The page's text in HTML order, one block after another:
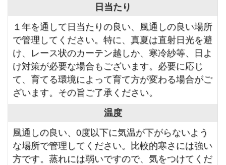
日当たり
１年を通して日当たりの良い、風通しの良い場所
で管理してください。特に、真夏は直射日光を避
け、レース状のカーテン越しか、寒冷紗等、日よ
け対策が必要な場合もございます。必要に応じ
て、育てる環境によって育て方が変わる場合がご
ざいます。その旨ご了承ください。
温度
風通しの良い、0度以下に気温が下がらないよう
な場所で管理してください。比較的寒さには強い
方です。蒸れには弱いですので、気をつけてくだ